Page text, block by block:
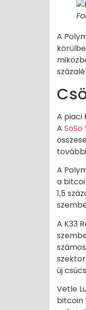
A
A piaci
A
A
a
1,5
A K33
új
Vetle
bitcoin